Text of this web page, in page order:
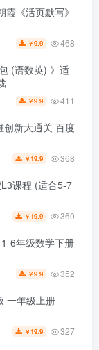
《活页默写》
￥9.9 468
(语数英) 》适
￥9.9 411
创新大通关 百度
￥ 19.9 368
课程 (适合5-7
￥ 19.9 360
6年级数学下册
￥9.9 352
一年级上册
￥ 19.9 327